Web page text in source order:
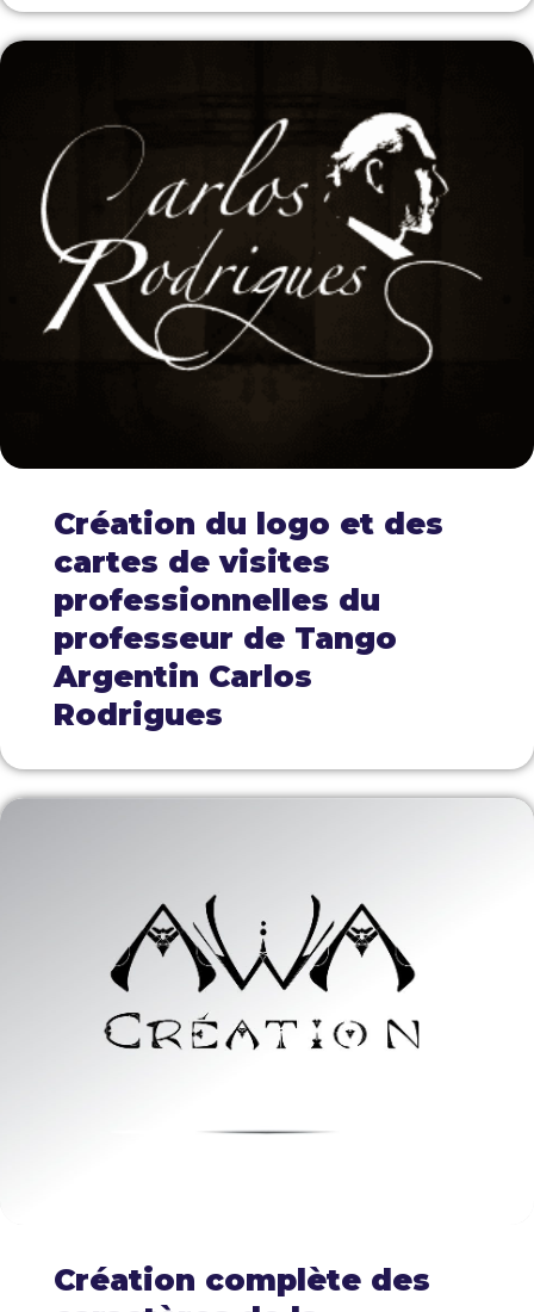
Création du logo et des
cartes de visites
professionnelles du
professeur de Tango
Argentin Carlos
Rodrigues
Création complète des